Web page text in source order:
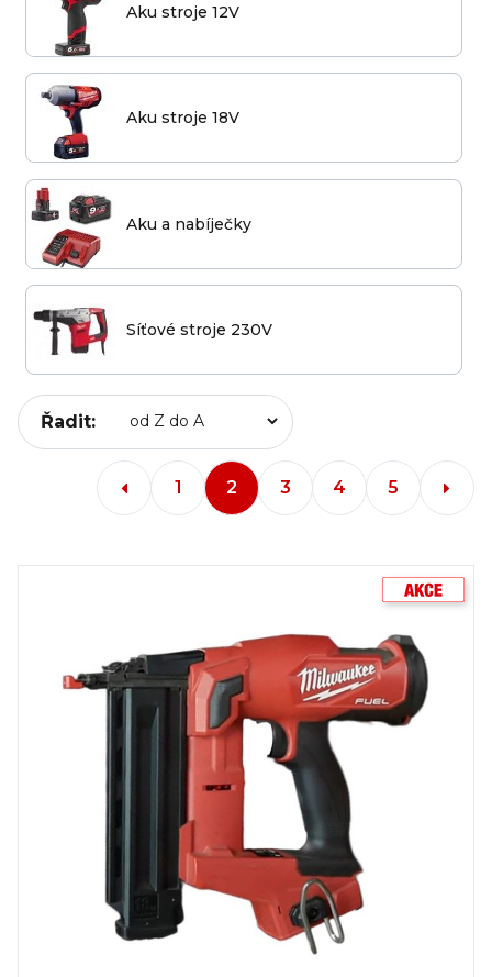
Aku stroje 12V
Aku stroje 18V
Aku a nabíječky
Síťové stroje 230V
Řadit:
1 2 3 4 5